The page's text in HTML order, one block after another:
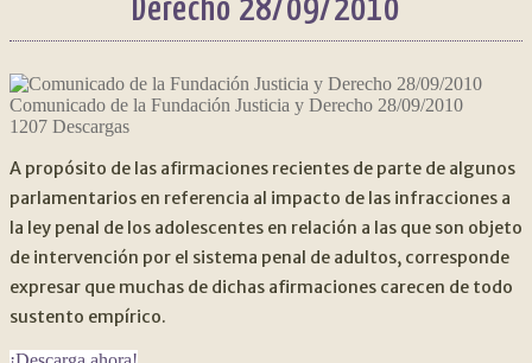
Derecho 28/09/2010
Comunicado de la Fundación Justicia y Derecho 28/09/2010
1207 Descargas
A propósito de las afirmaciones recientes de parte de algunos
parlamentarios en referencia al impacto de las infracciones a
la ley penal de los adolescentes en relación a las que son objeto
de intervención por el sistema penal de adultos, corresponde
expresar que muchas de dichas afirmaciones carecen de todo
sustento empírico.